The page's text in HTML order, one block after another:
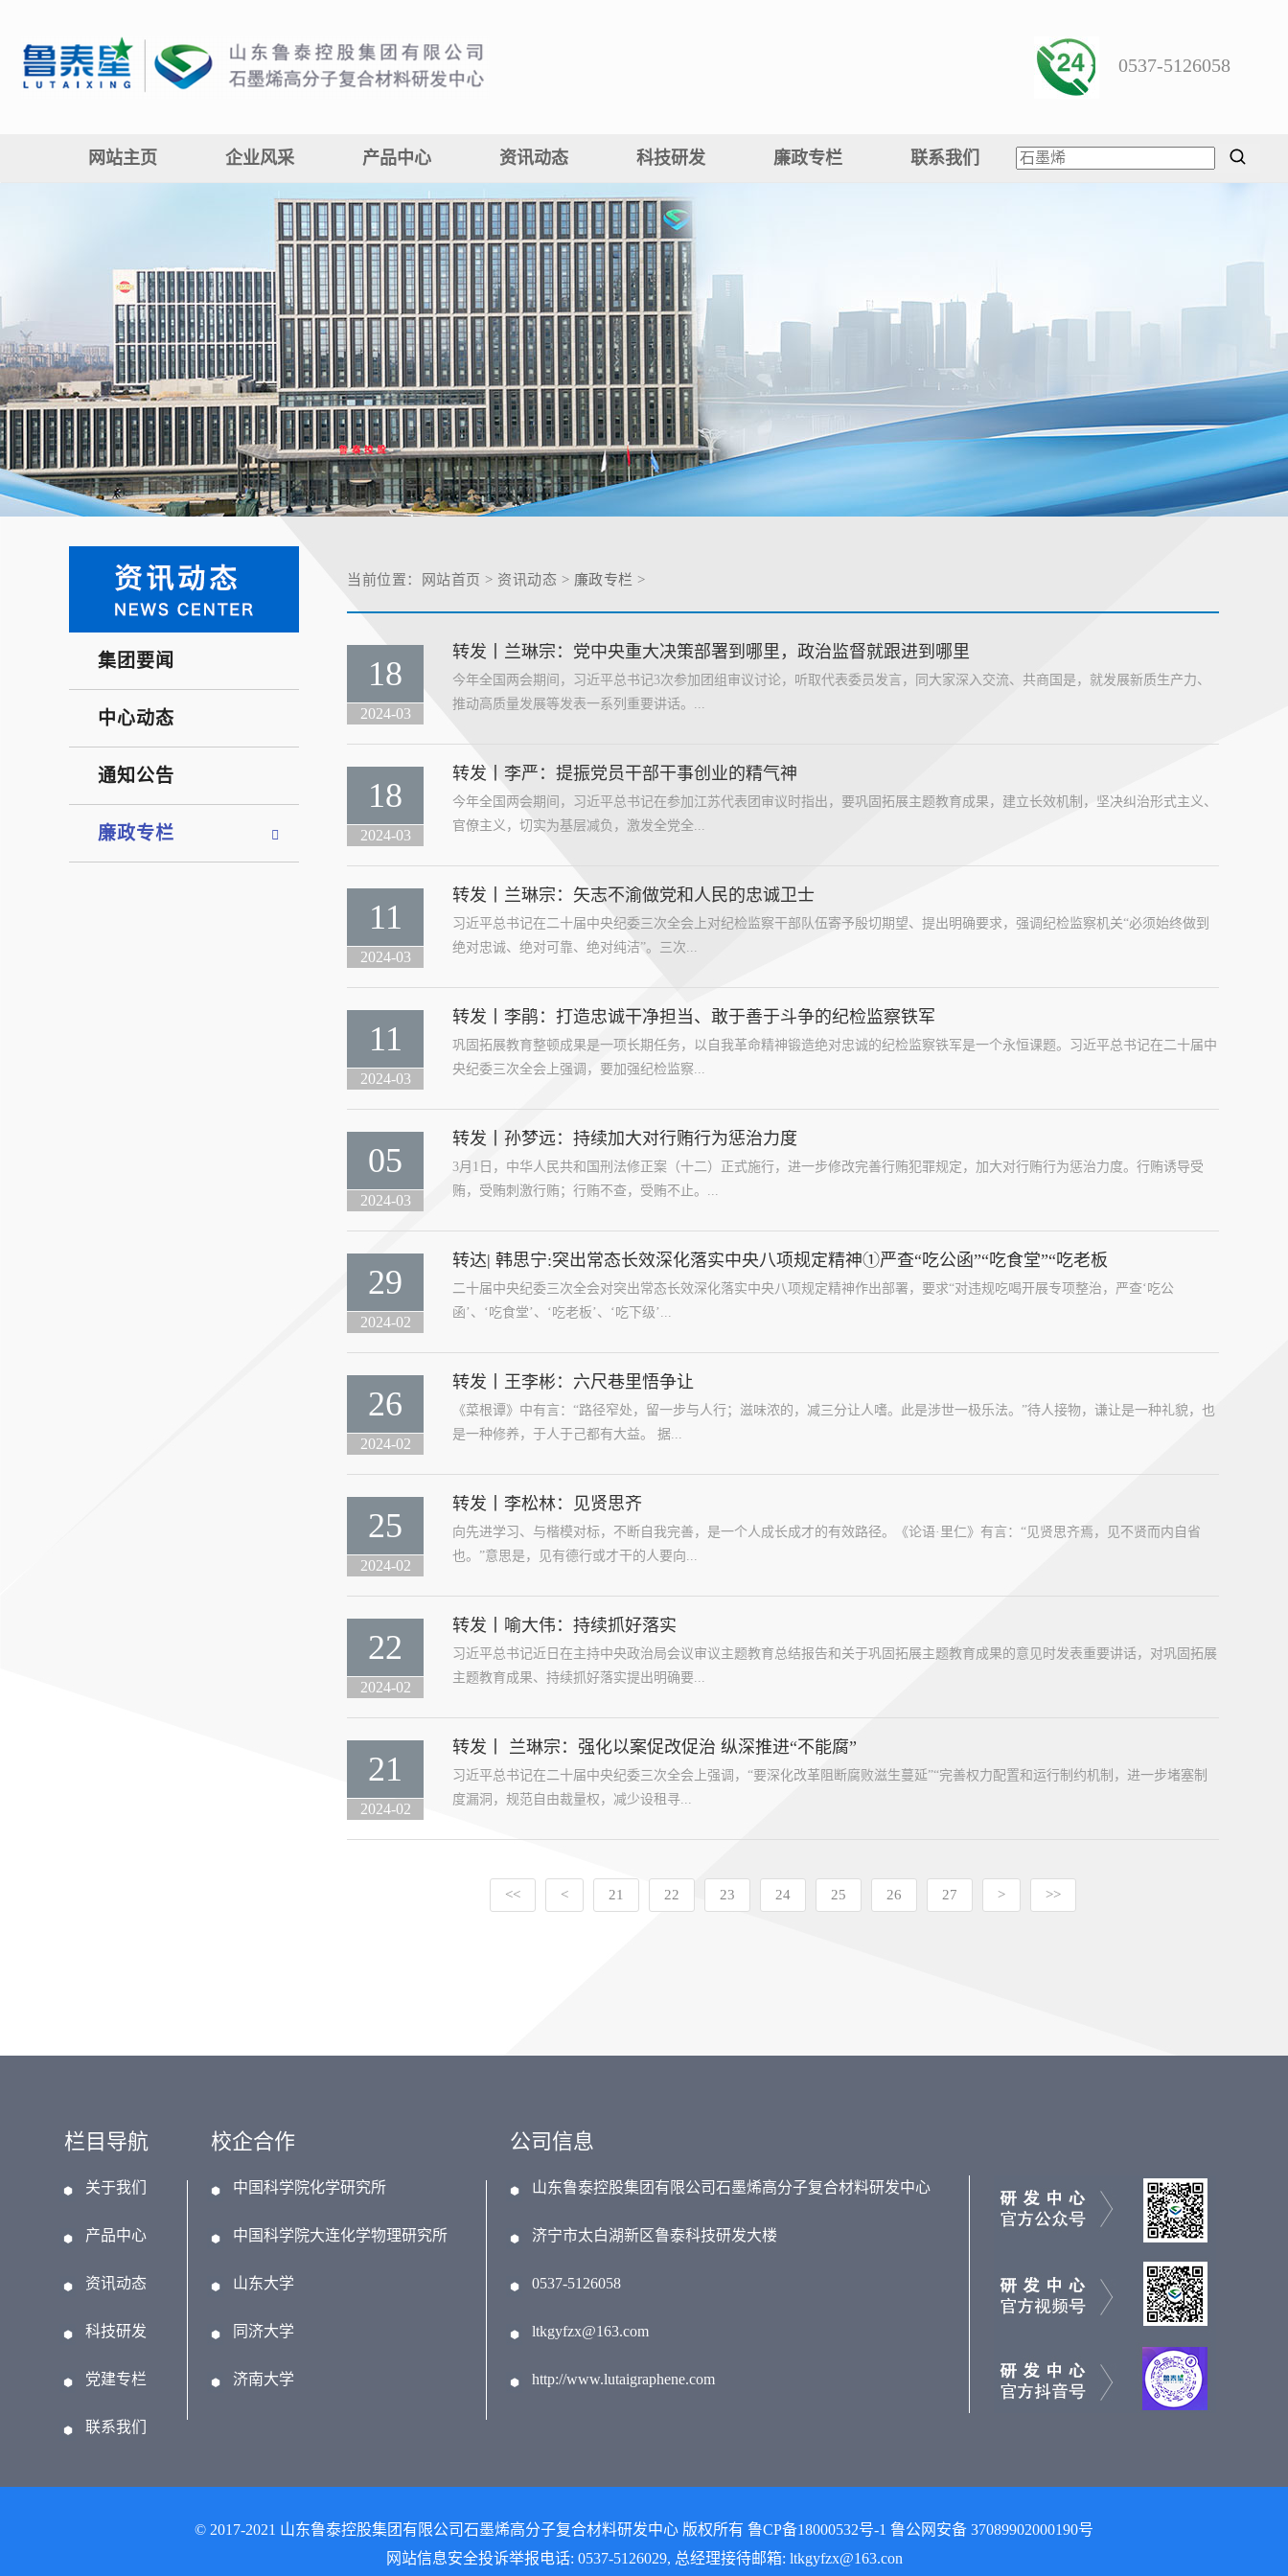
0537-5126058
网站主页 企业风采 产品中心 资讯动态 科技研发 廉政专栏 联系我们
集团要闻
中心动态
通知公告
廉政专栏 
当前位置： 网站首页 > 资讯动态 > 廉政专栏 >
18
2024-03
转发丨兰琳宗：党中央重大决策部署到哪里，政治监督就跟进到哪里
今年全国两会期间，习近平总书记3次参加团组审议讨论，听取代表委员发言，同大家深入交流、共商国是，就发展新质生产力、
推动高质量发展等发表一系列重要讲话。...
18
2024-03
转发丨李严：提振党员干部干事创业的精气神
今年全国两会期间，习近平总书记在参加江苏代表团审议时指出，要巩固拓展主题教育成果，建立长效机制，坚决纠治形式主义、
官僚主义，切实为基层减负，激发全党全...
11
2024-03
转发丨兰琳宗：矢志不渝做党和人民的忠诚卫士
习近平总书记在二十届中央纪委三次全会上对纪检监察干部队伍寄予殷切期望、提出明确要求，强调纪检监察机关“必须始终做到
绝对忠诚、绝对可靠、绝对纯洁”。三次...
11
2024-03
转发丨李鹃：打造忠诚干净担当、敢于善于斗争的纪检监察铁军
巩固拓展教育整顿成果是一项长期任务，以自我革命精神锻造绝对忠诚的纪检监察铁军是一个永恒课题。习近平总书记在二十届中
央纪委三次全会上强调，要加强纪检监察...
05
2024-03
转发丨孙梦远：持续加大对行贿行为惩治力度
3月1日，中华人民共和国刑法修正案（十二）正式施行，进一步修改完善行贿犯罪规定，加大对行贿行为惩治力度。行贿诱导受
贿，受贿刺激行贿；行贿不查，受贿不止。...
29
2024-02
转达| 韩思宁:突出常态长效深化落实中央八项规定精神①严查“吃公函”“吃食堂”“吃老板
二十届中央纪委三次全会对突出常态长效深化落实中央八项规定精神作出部署，要求“对违规吃喝开展专项整治，严查‘吃公
函’、‘吃食堂’、‘吃老板’、‘吃下级’...
26
2024-02
转发丨王李彬：六尺巷里悟争让
《菜根谭》中有言：“路径窄处，留一步与人行；滋味浓的，减三分让人嗜。此是涉世一极乐法。”待人接物，谦让是一种礼貌，也
是一种修养，于人于己都有大益。 据...
25
2024-02
转发丨李松林：见贤思齐
向先进学习、与楷模对标，不断自我完善，是一个人成长成才的有效路径。《论语·里仁》有言：“见贤思齐焉，见不贤而内自省
也。”意思是，见有德行或才干的人要向...
22
2024-02
转发丨喻大伟：持续抓好落实
习近平总书记近日在主持中央政治局会议审议主题教育总结报告和关于巩固拓展主题教育成果的意见时发表重要讲话，对巩固拓展
主题教育成果、持续抓好落实提出明确要...
21
2024-02
转发丨 兰琳宗：强化以案促改促治 纵深推进“不能腐”
习近平总书记在二十届中央纪委三次全会上强调，“要深化改革阻断腐败滋生蔓延”“完善权力配置和运行制约机制，进一步堵塞制
度漏洞，规范自由裁量权，减少设租寻...
<< < 21 22 23 24 25 26 27 > >>
栏目导航
关于我们
产品中心
资讯动态
科技研发
党建专栏
联系我们
校企合作
中国科学院化学研究所
中国科学院大连化学物理研究所
山东大学
同济大学
济南大学
公司信息
山东鲁泰控股集团有限公司石墨烯高分子复合材料研发中心
济宁市太白湖新区鲁泰科技研发大楼
0537-5126058
ltkgyfzx@163.com
http://www.lutaigraphene.com
© 2017-2021 山东鲁泰控股集团有限公司石墨烯高分子复合材料研发中心 版权所有 鲁CP备18000532号-1 鲁公网安备 37089902000190号
网站信息安全投诉举报电话: 0537-5126029, 总经理接待邮箱: ltkgyfzx@163.con